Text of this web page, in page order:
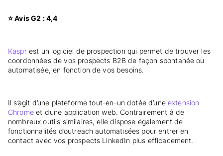
⭐ Avis G2 : 4,4
Kasprest un logiciel de prospection qui permet de trouver les
coordonnées de vos prospects B2B de façon spontanée ou
automatisée, en fonction de vos besoins.
Il s’agit d’une plateforme tout-en-un dotée d’uneextension
Chromeet d’une application web. Contrairement à de
nombreux outils similaires, elle dispose également de
fonctionnalités d’outreach automatisées pour entrer en
contact avec vos prospects LinkedIn plus efficacement.